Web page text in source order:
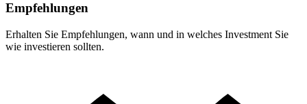
Empfehlungen
Erhalten Sie Empfehlungen, wann und in welches Investment Sie
wie investieren sollten.